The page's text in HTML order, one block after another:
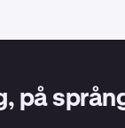
på